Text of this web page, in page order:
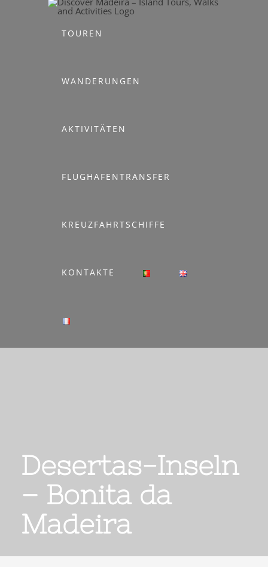
TOUREN
WANDERUNGEN
AKTIVITÄTEN
FLUGHAFENTRANSFER
KREUZFAHRTSCHIFFE
KONTAKTE
Desertas-Inseln
– Bonita da
Madeira